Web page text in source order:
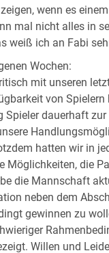
wenn es
mal nicht alles in
weiß ich an Fabi
Wochen:
mit unseren
von
Spieler dauerhaft
hatten wir in
Möglichkeiten, die
die Mannschaft
neben dem
gewinnen zu
Willen und